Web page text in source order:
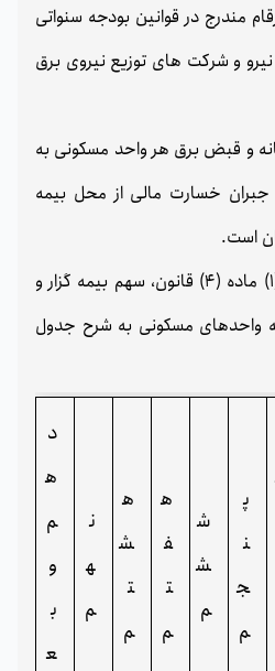
مندرج در قوانین بودجه سنواتی
نیرو و شرکت های توزیع نیروی برق
و قبض برق هر واحد مسکونی به
خسارت مالی از محل بیمه
است.
- در اجرای تبصره (1) ماده (4) قانون، سهم بیمه گزار و
واحدهای مسکونی به شرح جدول
پ
ن
ج
م
ش
ش
م
ه
ف
ت
م
ه
ش
ت
م
ن
ه
م
د
ه
م
و
ب
ع